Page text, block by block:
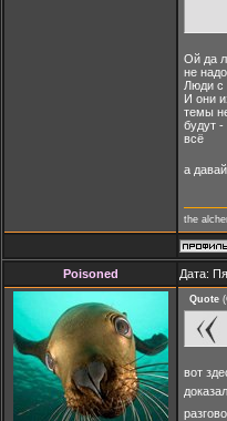
Ой да
не
Люди с
И они
темы
будут
всё
а
the
Poisoned Дата:
Quote (
вот